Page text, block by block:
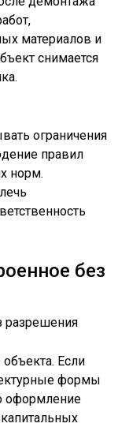
материалов и
снимается
ограничения
правил
норм.
без
Если
формы
оформление